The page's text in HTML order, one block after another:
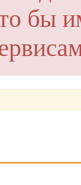
бы